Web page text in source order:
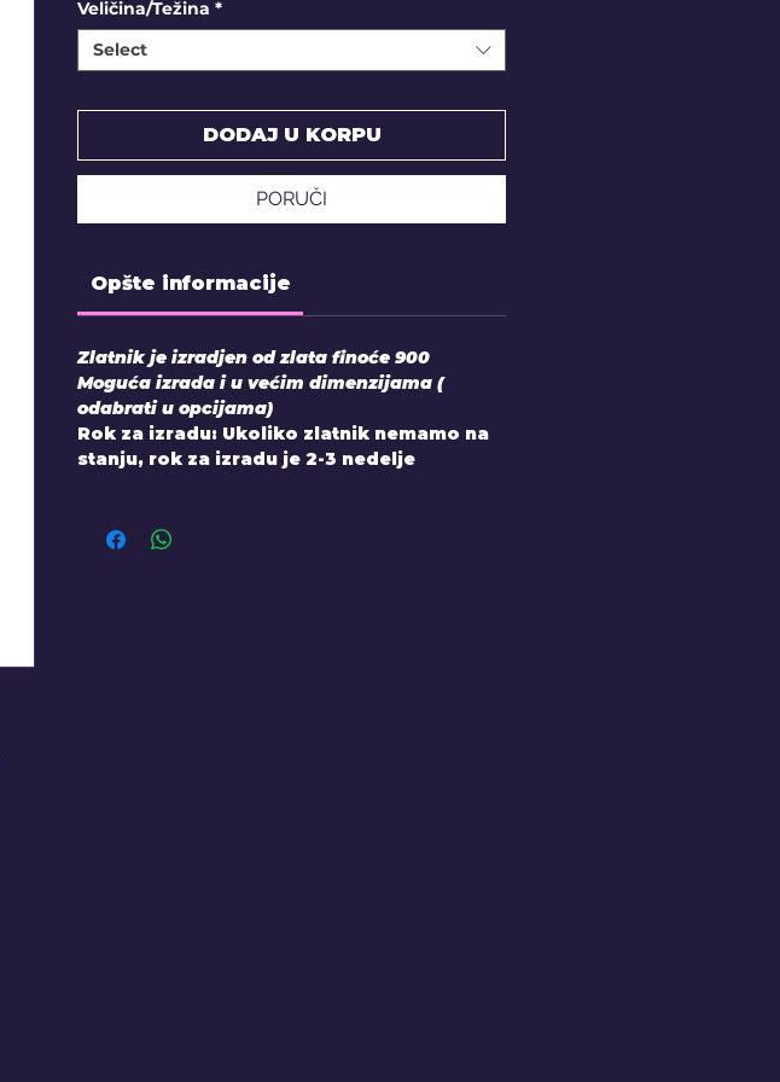
Veličina/Težina *
Select
DODAJ U KORPU
PORUČI
Opšte informacije
Zlatnik je izradjen od zlata finoće 900
Moguća izrada i u većim dimenzijama (
odabrati u opcijama)
Rok za izradu: Ukoliko zlatnik nemamo na
stanju, rok za izradu je 2-3 nedelje